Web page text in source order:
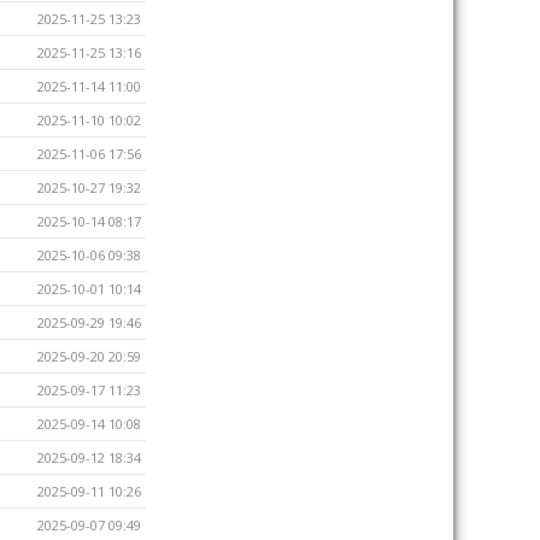
2025-11-25 13:23
2025-11-25 13:16
2025-11-14 11:00
2025-11-10 10:02
2025-11-06 17:56
2025-10-27 19:32
2025-10-14 08:17
2025-10-06 09:38
2025-10-01 10:14
2025-09-29 19:46
2025-09-20 20:59
2025-09-17 11:23
2025-09-14 10:08
2025-09-12 18:34
2025-09-11 10:26
2025-09-07 09:49